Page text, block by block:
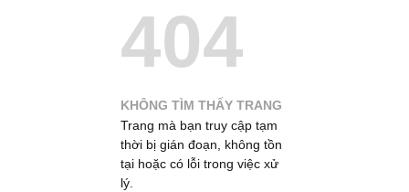
404
KHÔNG TÌM THẤY TRANG
Trang mà bạn truy cập tạm
thời bị gián đoạn, không tồn
tại hoặc có lỗi trong việc xử
lý.